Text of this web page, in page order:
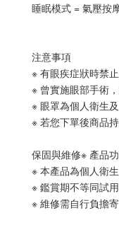
睡眠模式 = 氣壓按
注意事項
※ 有眼疾症狀時禁止
※ 曾實施眼部手術
※ 眼罩為個人衛生
※ 若您下單後商品
保固與維修※ 產品
※ 本產品為個人衛
※ 鑑賞期不等同試
※ 維修需自行負擔